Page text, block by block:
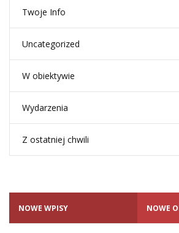
Twoje Info
Uncategorized
W obiektywie
Wydarzenia
Z ostatniej chwili
NOWE WPISY NOWE